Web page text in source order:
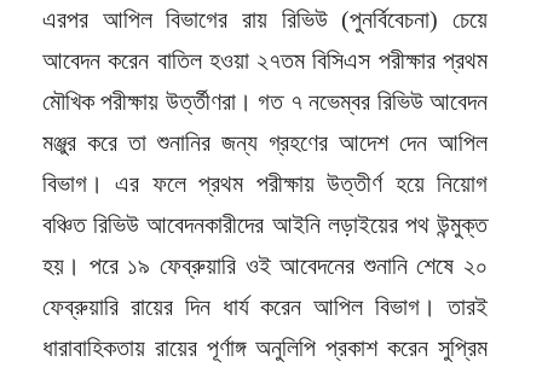
এরপর আপিল বিভাগের রায় রিভিউ (পুনর্বিবেচনা) চেয়ে
আবেদন করেন বাতিল হওয়া ২৭তম বিসিএস পরীক্ষার প্রথম
মৌখিক পরীক্ষায় উর্ত্তীণরা। গত ৭ নভেম্বর রিভিউ আবেদন
মঞ্জুর করে তা শুনানির জন্য গ্রহণের আদেশ দেন আপিল
বিভাগ। এর ফলে প্রথম পরীক্ষায় উত্তীর্ণ হয়ে নিয়োগ
বঞ্চিত রিভিউ আবেদনকারীদের আইনি লড়াইয়ের পথ উন্মুক্ত
হয়। পরে ১৯ ফেব্রুয়ারি ওই আবেদনের শুনানি শেষে ২০
ফেব্রুয়ারি রায়ের দিন ধার্য করেন আপিল বিভাগ। তারই
ধারাবাহিকতায় রায়ের পূর্ণাঙ্গ অনুলিপি প্রকাশ করেন সুপ্রিম